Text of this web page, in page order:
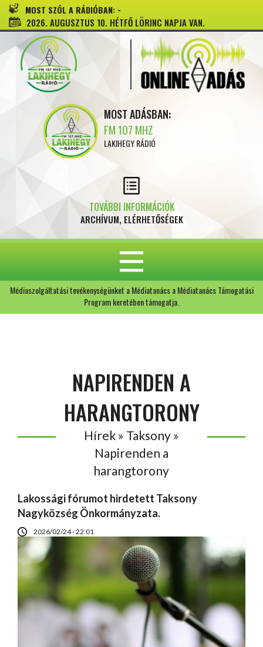
MOST SZÓL A RÁDIÓBAN: -
2026. AUGUSZTUS 10. HÉTFŐ LÖRINC NAPJA VAN.
MOST ADÁSBAN:
FM 107 MHZ
LAKIHEGY RÁDIÓ
TOVÁBBI INFORMÁCIÓK
ARCHÍVUM, ELÉRHETŐSÉGEK
Médiaszolgáltatási tevékenységünket a Médiatanács a Médiatanács Támogatási
Program keretében támogatja.
NAPIRENDEN A
HARANGTORONY
Hírek » Taksony »
Napirenden a
harangtorony
Lakossági fórumot hirdetett Taksony
Nagyközség Önkormányzata.
2026/02/24 - 22:01